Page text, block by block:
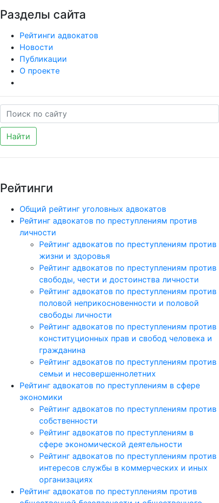
Разделы сайта
Рейтинги адвокатов
Новости
Публикации
О проекте
Найти
Рейтинги
Общий рейтинг уголовных адвокатов
Рейтинг адвокатов по преступлениям против
личности
Рейтинг адвокатов по преступлениям против
жизни и здоровья
Рейтинг адвокатов по преступлениям против
свободы, чести и достоинства личности
Рейтинг адвокатов по преступлениям против
половой неприкосновенности и половой
свободы личности
Рейтинг адвокатов по преступлениям против
конституционных прав и свобод человека и
гражданина
Рейтинг адвокатов по преступлениям против
семьи и несовершеннолетних
Рейтинг адвокатов по преступлениям в сфере
экономики
Рейтинг адвокатов по преступлениям против
собственности
Рейтинг адвокатов по преступлениям в
сфере экономической деятельности
Рейтинг адвокатов по преступлениям против
интересов службы в коммерческих и иных
организациях
Рейтинг адвокатов по преступлениям против